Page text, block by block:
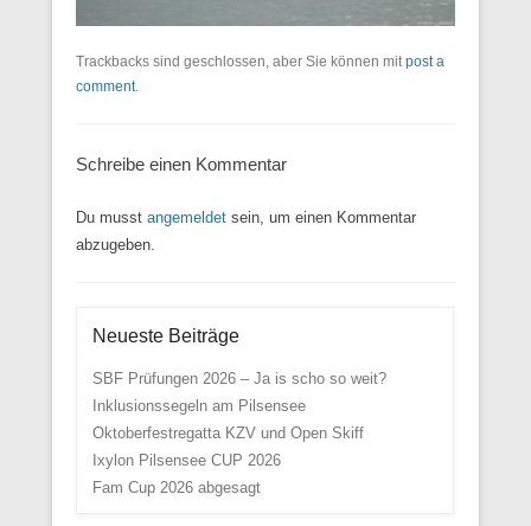
Trackbacks sind geschlossen, aber Sie können mitpost a
comment.
Schreibe einen Kommentar
Du musst angemeldet sein, um einen Kommentar
abzugeben.
Neueste Beiträge
SBF Prüfungen 2026 – Ja is scho so weit?
Inklusionssegeln am Pilsensee
Oktoberfestregatta KZV und Open Skiff
Ixylon Pilsensee CUP 2026
Fam Cup 2026 abgesagt